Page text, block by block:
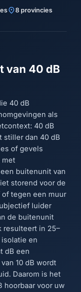
location_on8 provincies
van 40 dB
40 dB
als
40 dB
stiller dan 40 dB
of gevels
met
buitenunit van
storend voor de
tegen een muur
luider
de buitenunit
resulteert in 25–
en
dB een
10 dB wordt
Daarom is het
hoorbaar voor uw